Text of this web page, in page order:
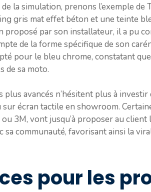
la simulation, prenons l’exemple de
gris mat effet béton et une teinte
proposé par son installateur, il a pu
de la forme spécifique de son
pour le bleu chrome, constatant
de sa moto.
plus avancés n’hésitent plus à
écran tactile en showroom.
3M, vont jusqu’à proposer au
sa communauté, favorisant ainsi la
pour les